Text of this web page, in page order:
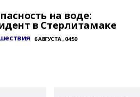
на воде:
в Стерлитамаке
6 АВГУСТА , 04:50